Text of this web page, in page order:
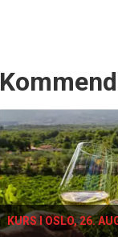
Events
KURS I OSLO, 26.